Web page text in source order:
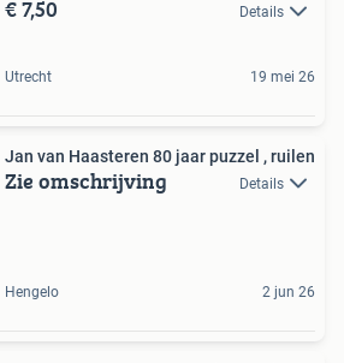
€ 7,50 Details
Utrecht 19 mei 26
Jan van Haasteren 80 jaar puzzel , ruilen
Zie omschrijving Details
Hengelo 2 jun 26